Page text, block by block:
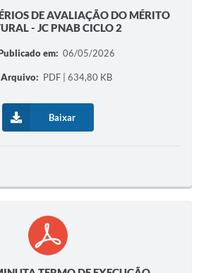
DE AVALIAÇÃO DO MÉRITO
- JC PNAB CICLO 2
em: 06/05/2026
Arquivo: PDF | 634,80 KB
Baixar